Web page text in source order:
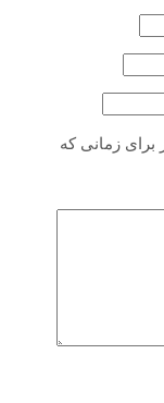
برای زمانی که